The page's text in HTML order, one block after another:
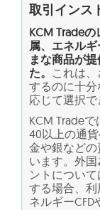
取引インス
KCM Trade
属、エネル
まな商品が
た。 これは
するのに十
応じて選択で
KCM Trade
40以上の通
金や銀など
います。外
ントについ
する場合、利
ネルギー